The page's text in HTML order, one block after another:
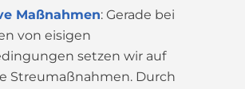
Maßnahmen: Gerade bei
von eisigen
setzen wir auf
Streumaßnahmen. Durch